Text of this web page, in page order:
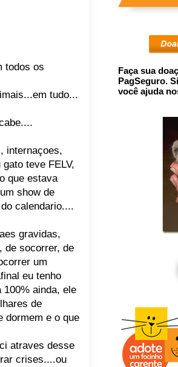
todos os
tudo...
internaçoes,
teve FELV,
que estava
show de
calendario....
gravidas,
de socorrer, de
um
eu tenho
100% ainda, ele
de
dormem e o que
atraves desse
crises....ou
Faça sua
PagSeguro.
você ajuda